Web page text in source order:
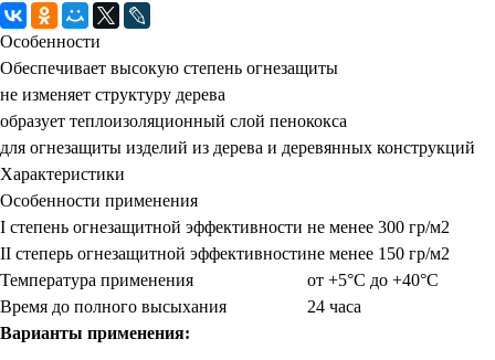
Особенности
Обеспечивает высокую степень огнезащиты
не изменяет структуру дерева
образует теплоизоляционный слой пенококса
для огнезащиты изделий из дерева и деревянных конструкций
Характеристики
Особенности применения
I степень огнезащитной эффективности не менее 300 гр/м2
II степерь огнезащитной эффективностине менее 150 гр/м2
Температура применения
от +5°С до +40°С
Время до полного высыхания
24 часа
Варианты применения: